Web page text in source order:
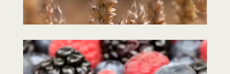
Reproductor
de
vídeo